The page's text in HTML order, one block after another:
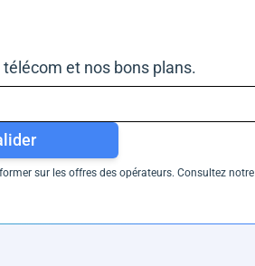
et nos bons plans.
sur les offres des opérateurs. Consultez notre